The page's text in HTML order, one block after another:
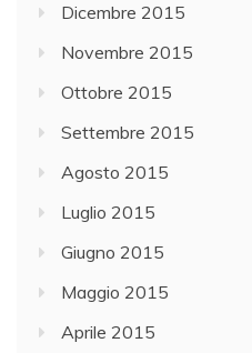
Dicembre 2015
Novembre 2015
Ottobre 2015
Settembre 2015
Agosto 2015
Luglio 2015
Giugno 2015
Maggio 2015
Aprile 2015